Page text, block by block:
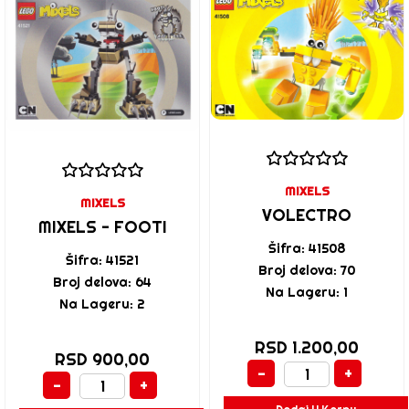
MIXELS
MIXELS - FOOTI
Šifra: 41521
Broj delova: 64
Na Lageru: 2
RSD 900,00
-
+
MIXELS
VOLECTRO
Šifra: 41508
Broj delova: 70
Na Lageru: 1
RSD 1.200,00
-
+